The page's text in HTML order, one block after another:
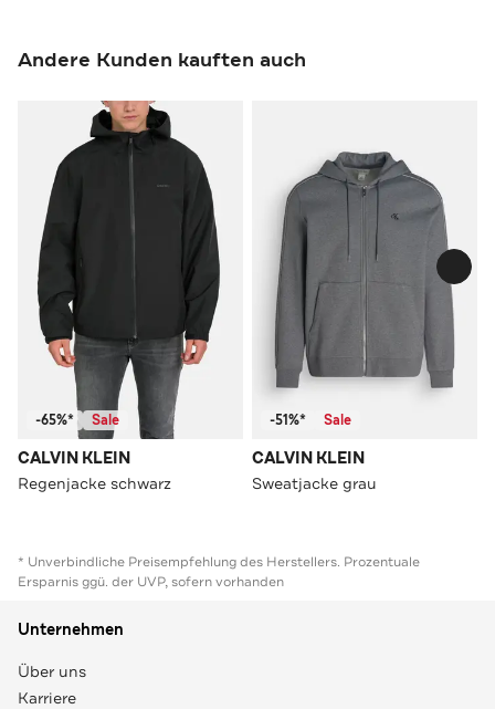
Andere Kunden kauften auch
-65%* Sale
CALVIN KLEIN
Regenjacke schwarz
-51%* Sale
CALVIN KLEIN
Sweatjacke grau
* Unverbindliche Preisempfehlung des Herstellers. Prozentuale
Ersparnis ggü. der UVP, sofern vorhanden
Unternehmen
Über uns
Karriere